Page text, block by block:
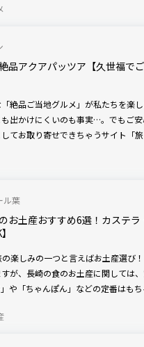
ト「宅麺.coｍ」から、お取り寄
品アクアパッツア【久世福で
絶品ご当地グルメ」が私たちを楽し
出かけにくいのも事実…。でもご
てお取り寄せできちゃうサイト「旅
の銘品や特産品に目がない「旅行家
り寄せしてその味を確かめてみます
一体どんな味わいなのでしょうか？
ル葉
お土産おすすめ6選！カステラ
の楽しみの一つと言えばお土産選び
が、長崎の食のお土産に関しては
や「ちゃんぽん」などの定番はも